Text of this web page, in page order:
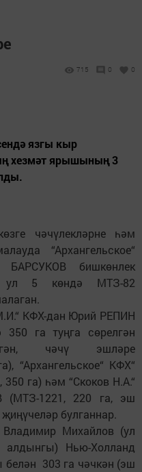
715 0 0
язгы кыр
хезмәт ярышының 3
чәчүлекләрне һәм
“Архангельское“
бишкөнлек
ул 5 көндә МТЗ-82
КФХ-дан Юрий РЕПИН
га туңга сөрелгән
чәчү эшләре
“Архангельское“ КФХ“
га) һәм “Скоков Н.А.“
(МТЗ-1221, 220 га, эш
булганнар.
Михайлов (ул
Нью-Холланд
303 га чәчкән (эш